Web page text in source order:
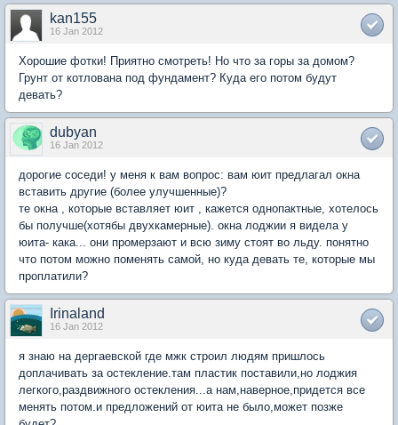
kan155
16 Jan 2012
Хорошие фотки! Приятно смотреть! Но что за горы за домом?
Грунт от котлована под фундамент? Куда его потом будут
девать?
dubyan
16 Jan 2012
дорогие соседи! у меня к вам вопрос: вам юит предлагал окна
вставить другие (более улучшенные)?
те окна , которые вставляет юит , кажется однопактные, хотелось
бы получше(хотябы двухкамерные). окна лоджии я видела у
юита- кака... они промерзают и всю зиму стоят во льду. понятно
что потом можно поменять самой, но куда девать те, которые мы
проплатили?
Irinaland
16 Jan 2012
я знаю на дергаевской где мжк строил людям пришлось
доплачивать за остекление.там пластик поставили,но лоджия
легкого,раздвижного остекления...а нам,наверное,придется все
менять потом.и предложений от юита не было,может позже